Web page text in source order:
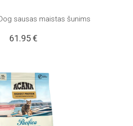
sausas maistas šunims
61.95€